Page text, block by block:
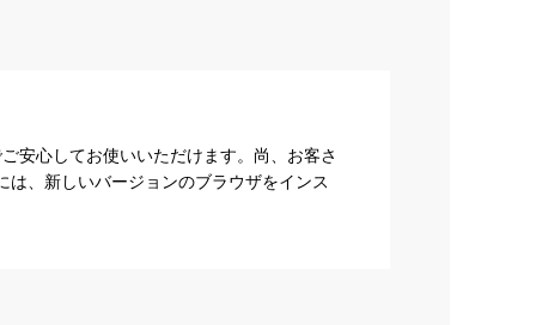
安心してお使いいただけます。尚、お客さ
、新しいバージョンのブラウザをインス